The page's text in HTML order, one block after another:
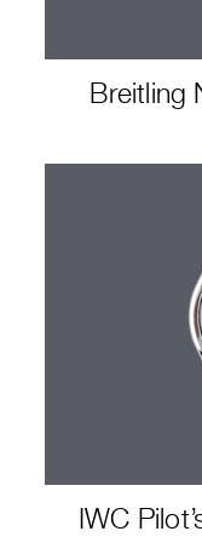
Breitling
IWC